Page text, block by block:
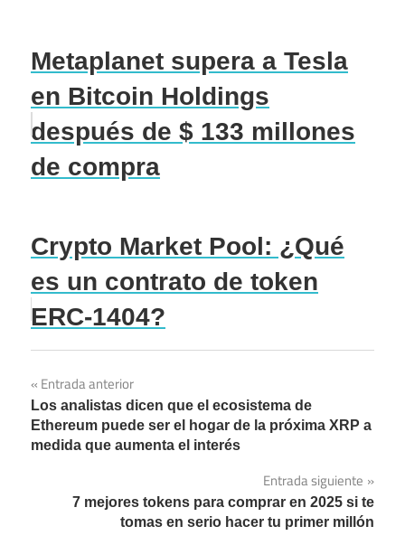
Metaplanet supera a Tesla
en Bitcoin Holdings
después de $ 133 millones
de compra
Crypto Market Pool: ¿Qué
es un contrato de token
ERC-1404?
Navegación
de
entradas
Entrada anterior
Los analistas dicen que el ecosistema de
Ethereum puede ser el hogar de la próxima XRP a
medida que aumenta el interés
Entrada siguiente
7 mejores tokens para comprar en 2025 si te
tomas en serio hacer tu primer millón